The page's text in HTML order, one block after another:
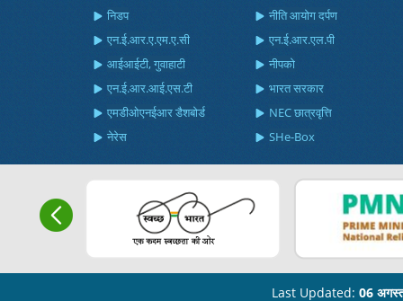
निडप
नीति आयोग दर्पण
एन.ई.आर.ए.एम.ए.सी
एन.ई.आर.एल.पी
आईआईटी, गुवाहाटी
नीपको
एन.ई.आर.आई.एस.टी
भारत सरकार
एमडीओएनईआर डैशबोर्ड
NEC छात्रवृत्ति
नेरेस
SHe-Box
Last Updated: 06